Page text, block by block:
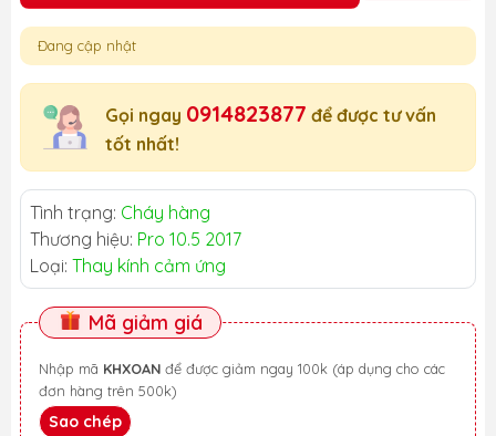
Đang cập nhật
Gọi ngay 0914823877 để được tư vấn
tốt nhất!
Tình trạng: Cháy hàng
Thương hiệu: Pro 10.5 2017
Loại: Thay kính cảm ứng
Mã giảm giá
Nhập mã KHXOAN
đơn hàng trên 500k)
Sao chép